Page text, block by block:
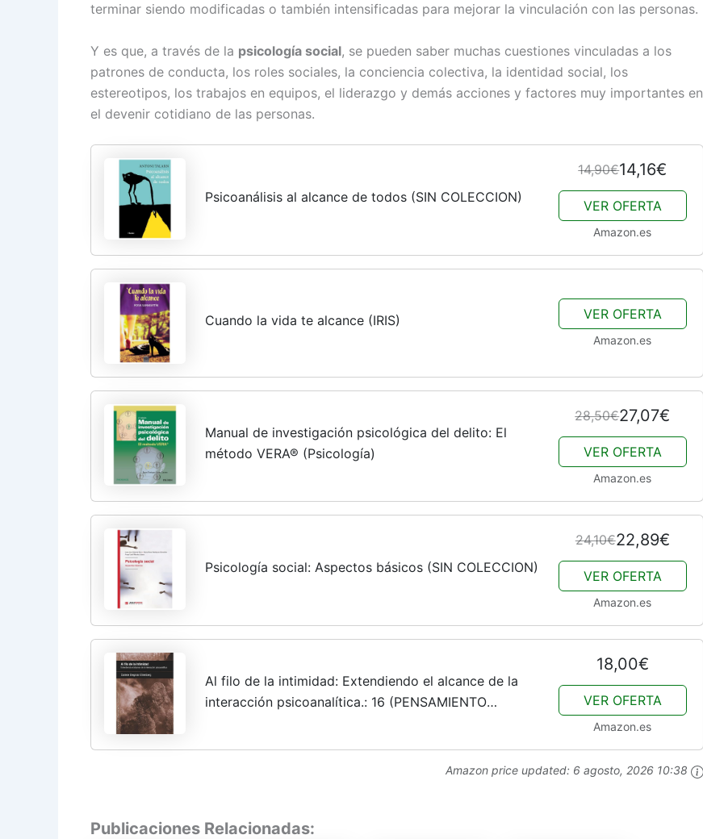
terminar siendo modificadas o también intensificadas para mejorar la vinculación con las personas.
Y es que, a través de la psicología social, se pueden saber muchas cuestiones vinculadas a los
patrones de conducta, los roles sociales, la conciencia colectiva, la identidad social, los
estereotipos, los trabajos en equipos, el liderazgo y demás acciones y factores muy importantes en
el devenir cotidiano de las personas.
Psicoanálisis al alcance de todos (SIN COLECCION)
14,90€14,16€
VER OFERTA
Amazon.es
Cuando la vida te alcance (IRIS) VER OFERTA
Amazon.es
Manual de investigación psicológica del delito: El
método VERA® (Psicología)
28,50€27,07€
VER OFERTA
Amazon.es
Psicología social: Aspectos básicos (SIN COLECCION)
24,10€22,89€
VER OFERTA
Amazon.es
Al filo de la intimidad: Extendiendo el alcance de la
interacción psicoanalítica.: 16 (PENSAMIENTO
18,00€
VER OFERTA
Amazon.es
Amazon price updated: 6 agosto, 2026 10:38
Publicaciones Relacionadas: